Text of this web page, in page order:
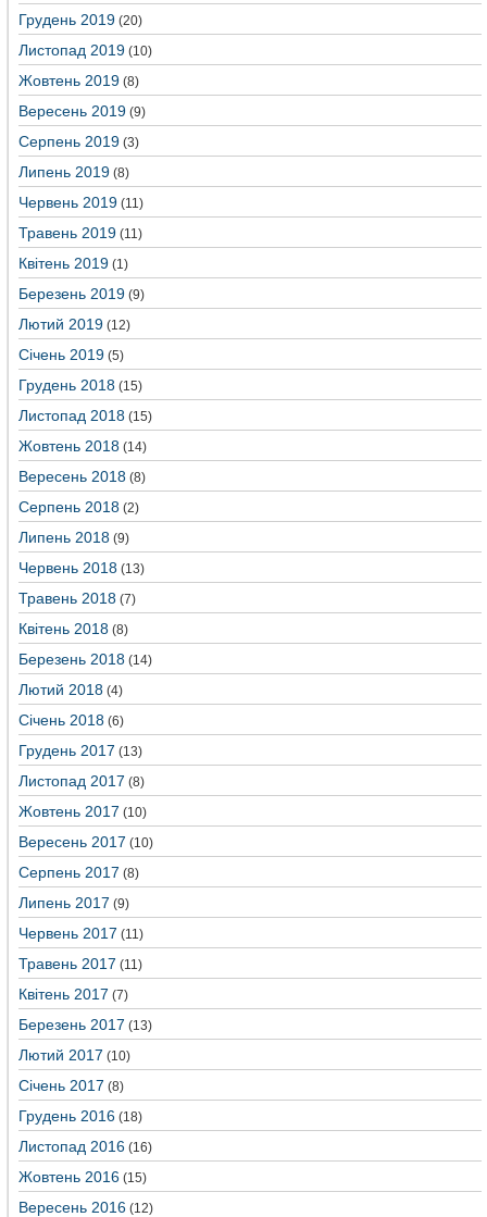
Грудень 2019 (20)
Листопад 2019 (10)
Жовтень 2019 (8)
Вересень 2019 (9)
Серпень 2019 (3)
Липень 2019 (8)
Червень 2019 (11)
Травень 2019 (11)
Квітень 2019 (1)
Березень 2019 (9)
Лютий 2019 (12)
Січень 2019 (5)
Грудень 2018 (15)
Листопад 2018 (15)
Жовтень 2018 (14)
Вересень 2018 (8)
Серпень 2018 (2)
Липень 2018 (9)
Червень 2018 (13)
Травень 2018 (7)
Квітень 2018 (8)
Березень 2018 (14)
Лютий 2018 (4)
Січень 2018 (6)
Грудень 2017 (13)
Листопад 2017 (8)
Жовтень 2017 (10)
Вересень 2017 (10)
Серпень 2017 (8)
Липень 2017 (9)
Червень 2017 (11)
Травень 2017 (11)
Квітень 2017 (7)
Березень 2017 (13)
Лютий 2017 (10)
Січень 2017 (8)
Грудень 2016 (18)
Листопад 2016 (16)
Жовтень 2016 (15)
Вересень 2016 (12)